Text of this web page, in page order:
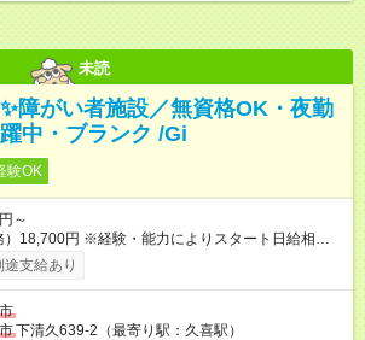
未読
障がい者施設／無資格OK・夜勤
中・ブランク /Gi
験OK
～
）18,700円 ※経験・能力によりスタート日給相談
与は本採用時と同じです。
支給あり
下清久639-2（最寄り駅：久喜駅）